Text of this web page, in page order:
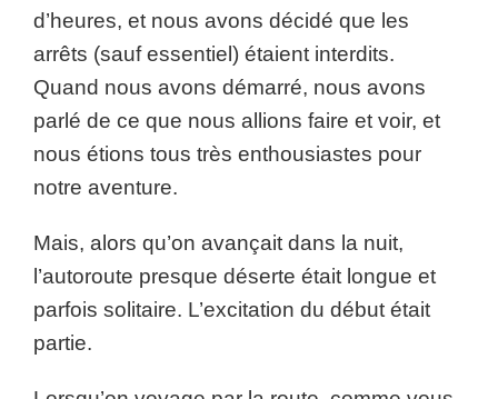
d’heures, et nous avons décidé que les
arrêts (sauf essentiel) étaient interdits.
Quand nous avons démarré, nous avons
parlé de ce que nous allions faire et voir, et
nous étions tous très enthousiastes pour
notre aventure.
Mais, alors qu’on avançait dans la nuit,
l’autoroute presque déserte était longue et
parfois solitaire. L’excitation du début était
partie.